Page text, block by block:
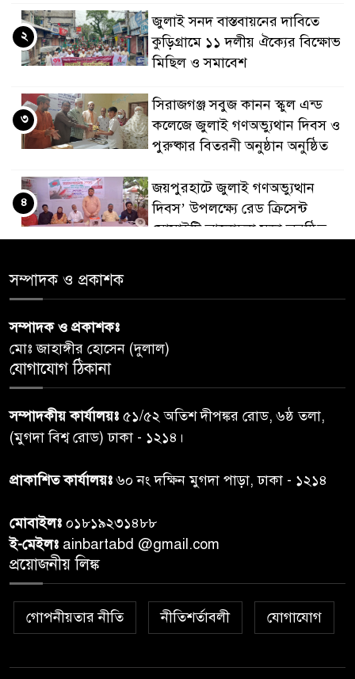
জুলাই সনদ বাস্তবায়নের দাবিতে
কুড়িগ্রামে ১১ দলীয় ঐক্যের বিক্ষোভ
মিছিল ও সমাবেশ
২
সিরাজগঞ্জ সবুজ কানন স্কুল এন্ড
কলেজে জুলাই গণঅভ্যুথান দিবস ও
পুরুষ্কার বিতরনী অনুষ্ঠান অনুষ্ঠিত
৩
জয়পুরহাটে জুলাই গণঅভ্যুত্থান
দিবস’ উপলক্ষ্যে রেড ক্রিসেন্ট
সোসাইটি আলোচনা সভা অনুষ্ঠিত
৪
দিবস-২০২৬’।
৫
মাঝে ১৩ লক্ষ ১৫ হাজার টাকা
বিতরণ
৬
বান্দরবানে বন্যায় ক্ষতিগ্রস্তদের
দক্ষিণ চট্টগ্রামের এক অসহায় ও
ডোনার্স ক্লাব” এবং “হাসিমুখ পরিবার”
৮
আইনানুগ ব্যবস্থা: তথ্য উপদেষ্টা
৯
সম্পাদক ও প্রকাশক
সম্পাদক ও প্রকাশকঃ
মোঃ জাহাঙ্গীর হোসেন (দুলাল)
যোগাযোগ ঠিকানা
সম্পাদকীয় কার্যালয়ঃ ৫১/৫২ অতিশ দীপঙ্কর রোড, ৬ষ্ঠ তলা,
(মুগদা বিশ্ব রোড) ঢাকা - ১২১৪।
প্রাকাশিত কার্যালয়ঃ৬০ নং দক্ষিন মুগদা পাড়া, ঢাকা - ১২১৪
মোবাইলঃ ০১৮১৯২৩১৪৮৮
ই-মেইলঃ ainbartabd @gmail.com
প্রয়োজনীয় লিঙ্ক
গোপনীয়তার নীতি নীতিশর্তাবলী যোগাযোগ